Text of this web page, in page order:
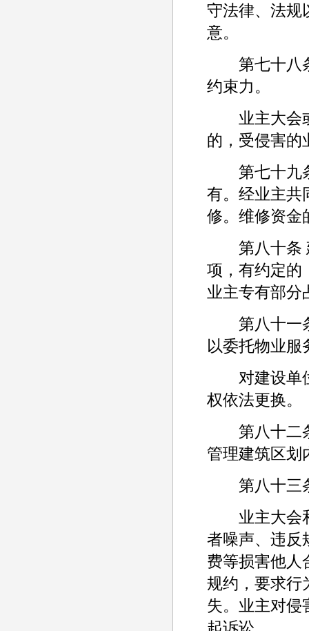
守法律、法规
意。
第七十八条
约束力。
业主大会或
的，受侵害的
第七十九条
有。经业主共
修。维修资金
第八十条
项，有约定的
业主专有部分
第八十一条
以委托物业
对建设单位
权依法更换。
第八十二条
管理建筑区划
第八十三条
业主大会和
者噪声、违反
费等损害他人
规约，要求行
失。业主对侵
起诉讼。